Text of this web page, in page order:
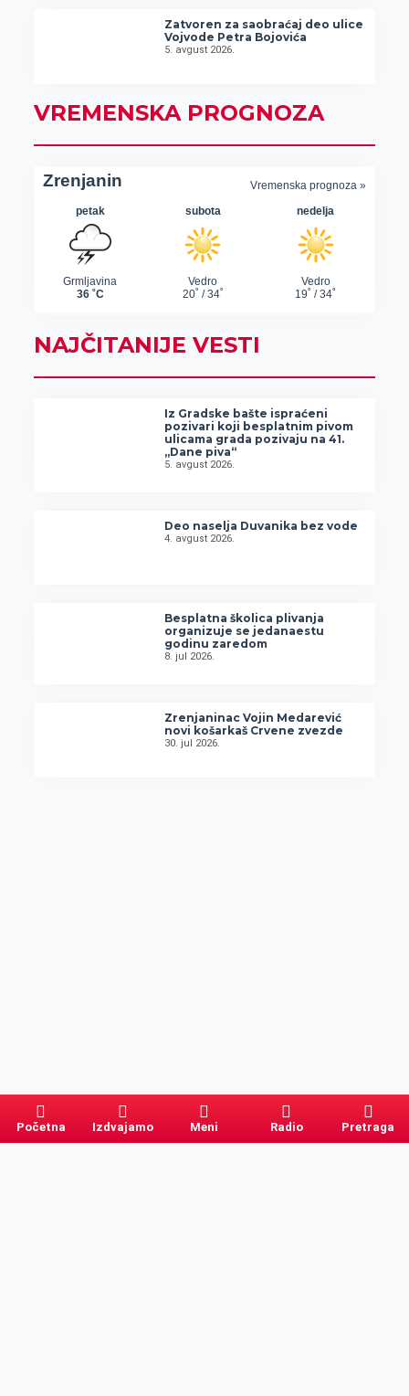
Zatvoren za saobraćaj deo ulice
Vojvode Petra Bojovića
5. avgust 2026.
VREMENSKA PROGNOZA
NAJČITANIJE VESTI
Iz Gradske bašte ispraćeni
pozivari koji besplatnim pivom
ulicama grada pozivaju na 41.
„Dane piva“
5. avgust 2026.
Deo naselja Duvanika bez vode
4. avgust 2026.
Besplatna školica plivanja
organizuje se jedanaestu
godinu zaredom
8. jul 2026.
Zrenjaninac Vojin Medarević
novi košarkaš Crvene zvezde
30. jul 2026.
Početna Izdvajamo Meni Radio Pretraga